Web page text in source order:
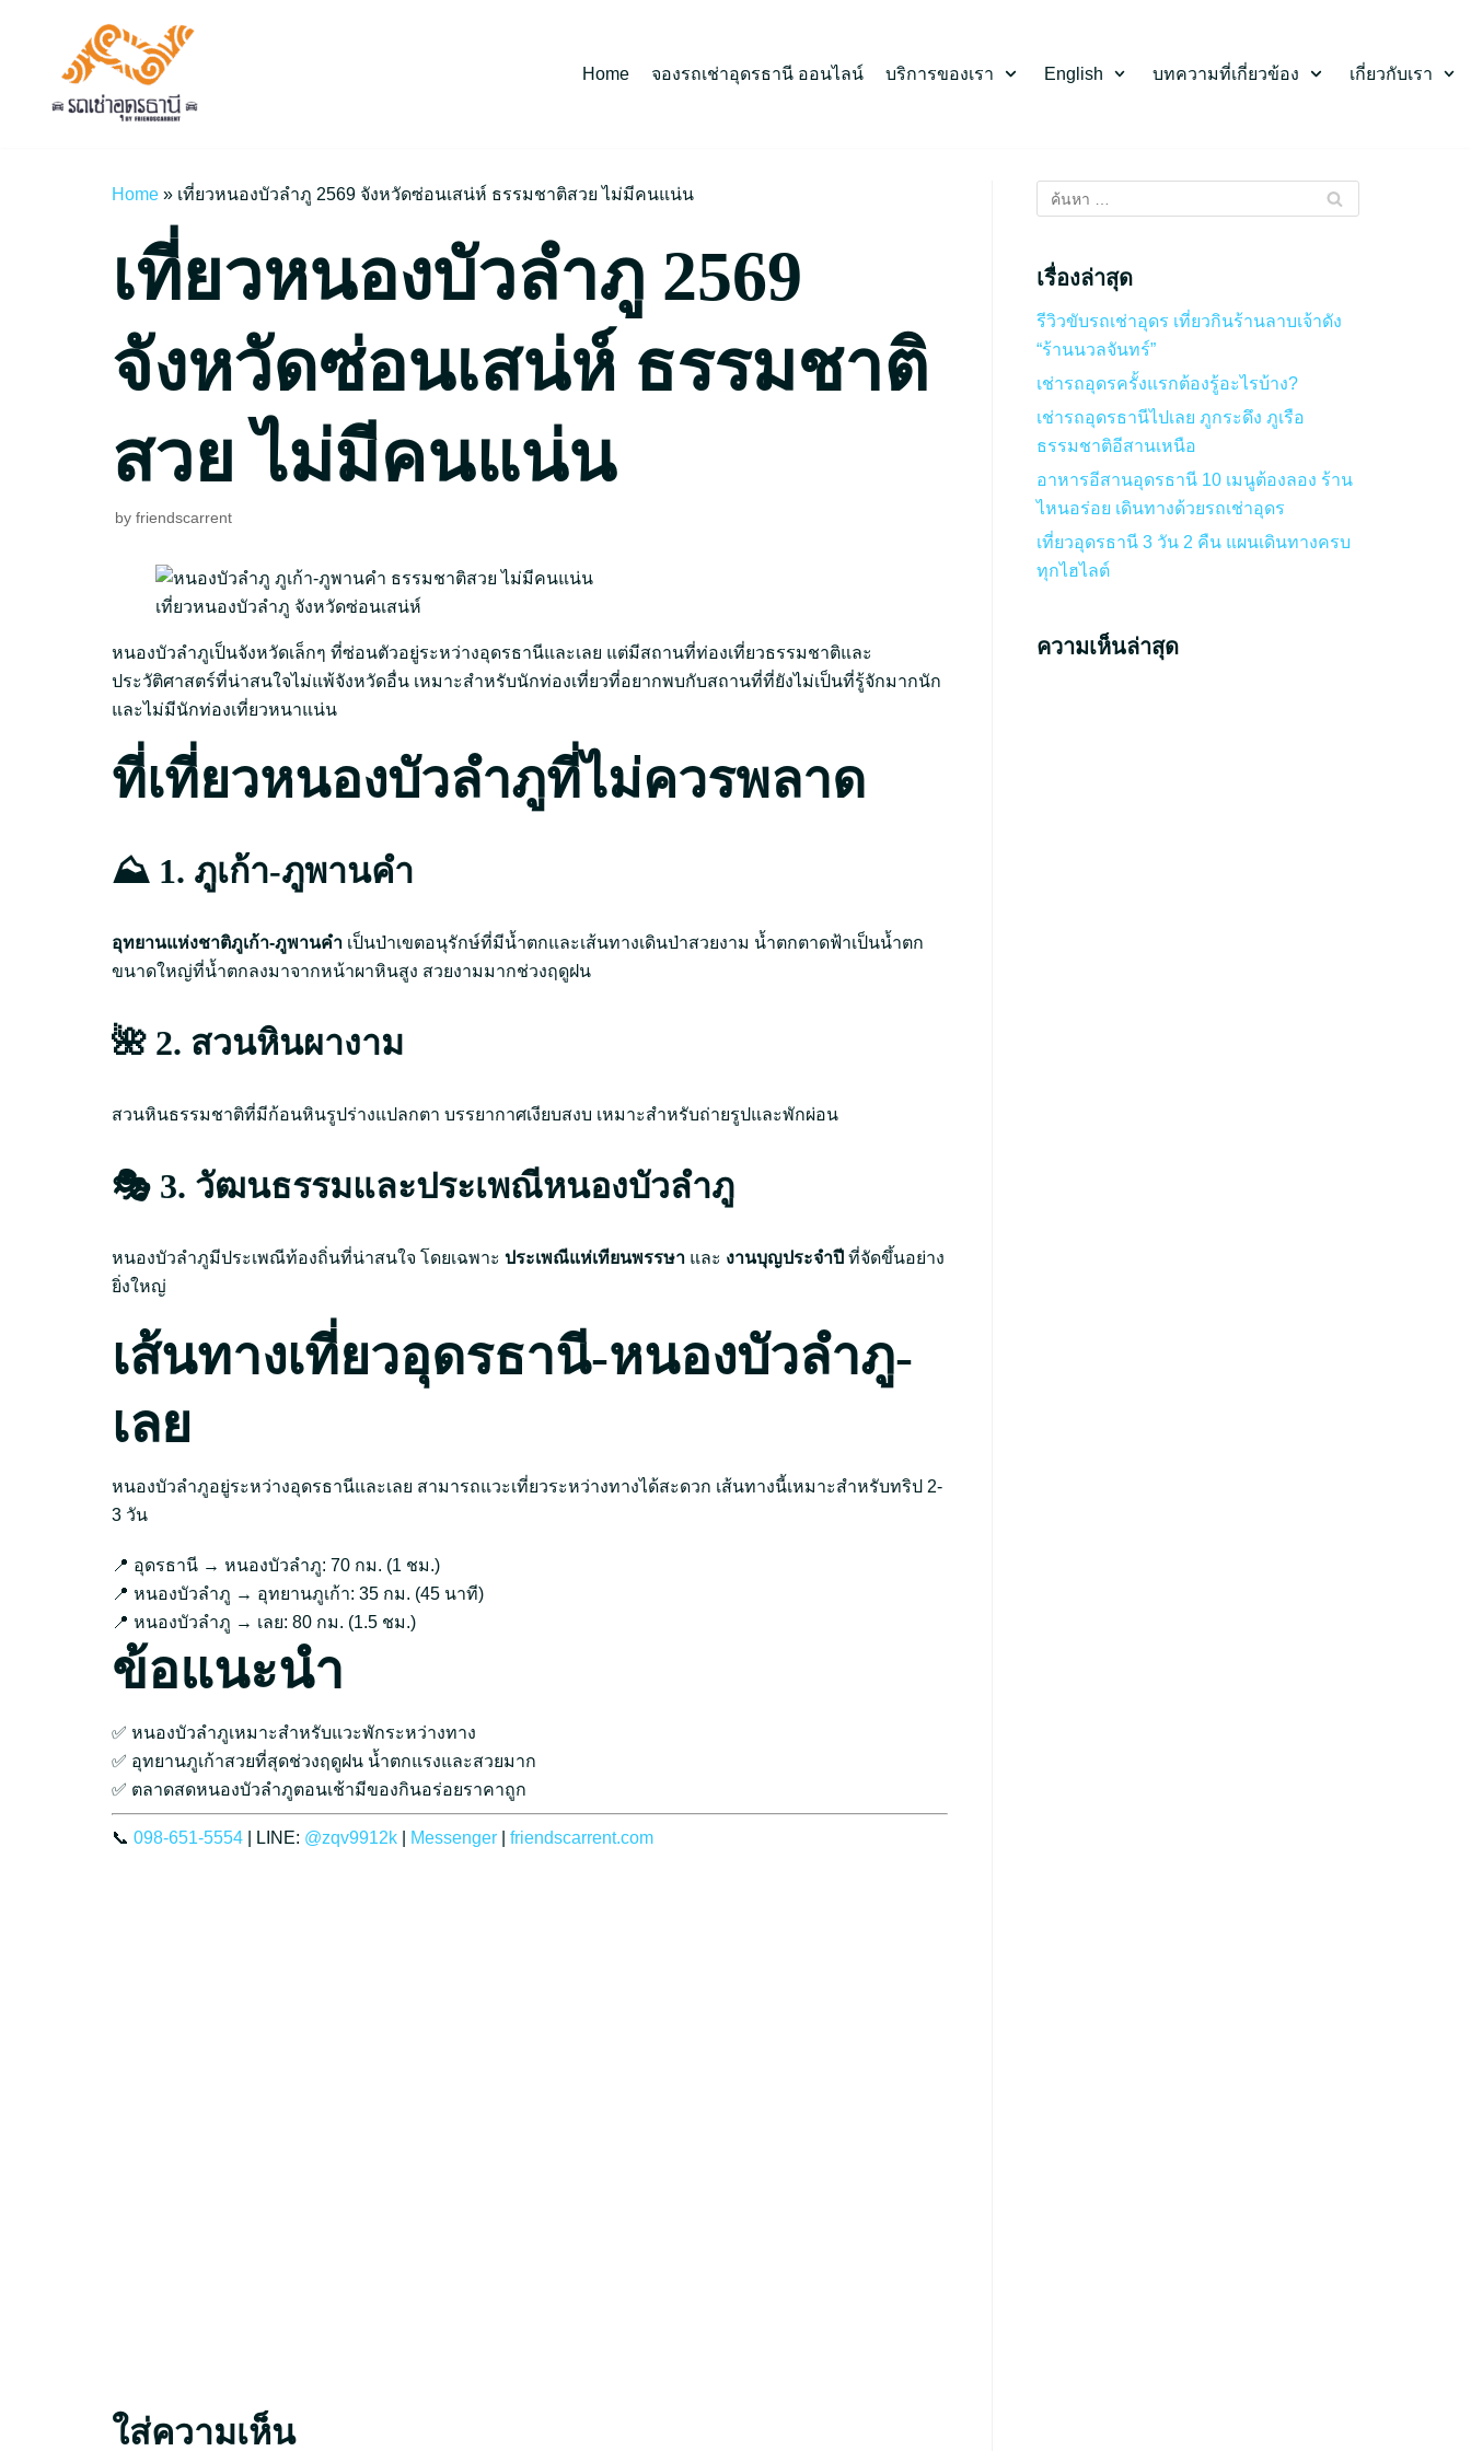
content
Home จองรถเช่าอุดรธานี ออนไลน์ บริการของเรา English บทความที่เกี่ยวข้อง เกี่ยวกับเรา
Home » เที่ยวหนองบัวลำภู 2569 จังหวัดซ่อนเสน่ห์ ธรรมชาติสวย ไม่มีคนแน่น
เที่ยวหนองบัวลำภู 2569
จังหวัดซ่อนเสน่ห์ ธรรมชาติ
สวย ไม่มีคนแน่น
by friendscarrent
เที่ยวหนองบัวลำภู จังหวัดซ่อนเสน่ห์
หนองบัวลำภูเป็นจังหวัดเล็กๆ ที่ซ่อนตัวอยู่ระหว่างอุดรธานีและเลย แต่มีสถานที่ท่องเที่ยวธรรมชาติและ
ประวัติศาสตร์ที่น่าสนใจไม่แพ้จังหวัดอื่น เหมาะสำหรับนักท่องเที่ยวที่อยากพบกับสถานที่ที่ยังไม่เป็นที่รู้จักมากนัก
และไม่มีนักท่องเที่ยวหนาแน่น
ที่เที่ยวหนองบัวลำภูที่ไม่ควรพลาด
⛰️ 1. ภูเก้า-ภูพานคำ
อุทยานแห่งชาติภูเก้า-ภูพานคำ เป็นป่าเขตอนุรักษ์ที่มีน้ำตกและเส้นทางเดินป่าสวยงาม น้ำตกตาดฟ้าเป็นน้ำตก
ขนาดใหญ่ที่น้ำตกลงมาจากหน้าผาหินสูง สวยงามมากช่วงฤดูฝน
🌺 2. สวนหินผางาม
สวนหินธรรมชาติที่มีก้อนหินรูปร่างแปลกตา บรรยากาศเงียบสงบ เหมาะสำหรับถ่ายรูปและพักผ่อน
🎭 3. วัฒนธรรมและประเพณีหนองบัวลำภู
หนองบัวลำภูมีประเพณีท้องถิ่นที่น่าสนใจ โดยเฉพาะ ประเพณีแห่เทียนพรรษา และ งานบุญประจำปี ที่จัดขึ้นอย่าง
ยิ่งใหญ่
เส้นทางเที่ยวอุดรธานี-หนองบัวลำภู-
เลย
หนองบัวลำภูอยู่ระหว่างอุดรธานีและเลย สามารถแวะเที่ยวระหว่างทางได้สะดวก เส้นทางนี้เหมาะสำหรับทริป 2-
3 วัน
📍 อุดรธานี → หนองบัวลำภู: 70 กม. (1 ชม.)
📍 หนองบัวลำภู → อุทยานภูเก้า: 35 กม. (45 นาที)
📍 หนองบัวลำภู → เลย: 80 กม. (1.5 ชม.)
ข้อแนะนำ
✅ หนองบัวลำภูเหมาะสำหรับแวะพักระหว่างทาง
✅ อุทยานภูเก้าสวยที่สุดช่วงฤดูฝน น้ำตกแรงและสวยมาก
✅ ตลาดสดหนองบัวลำภูตอนเช้ามีของกินอร่อยราคาถูก
📞 098-651-5554 | LINE: @zqv9912k Messenger friendscarrent.com
ใส่ความเห็น
เรื่องล่าสุด
รีวิวขับรถเช่าอุดร เที่ยวกินร้านลาบเจ้าดัง
“ร้านนวลจันทร์”
เช่ารถอุดรครั้งแรกต้องรู้อะไรบ้าง?
เช่ารถอุดรธานีไปเลย ภูกระดึง ภูเรือ
ธรรมชาติอีสานเหนือ
อาหารอีสานอุดรธานี 10 เมนูต้องลอง ร้าน
ไหนอร่อย เดินทางด้วยรถเช่าอุดร
เที่ยวอุดรธานี 3 วัน 2 คืน แผนเดินทางครบ
ทุกไฮไลต์
ความเห็นล่าสุด